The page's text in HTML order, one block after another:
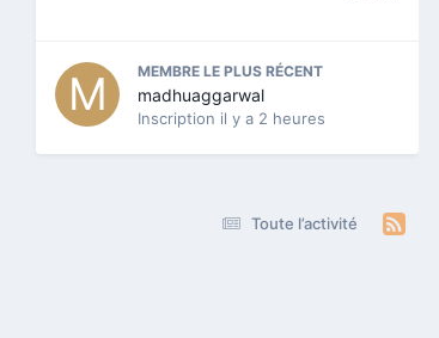
MEMBRE LE PLUS RÉCENT
madhuaggarwal
Inscription il y a 2 heures
Toute l’activité